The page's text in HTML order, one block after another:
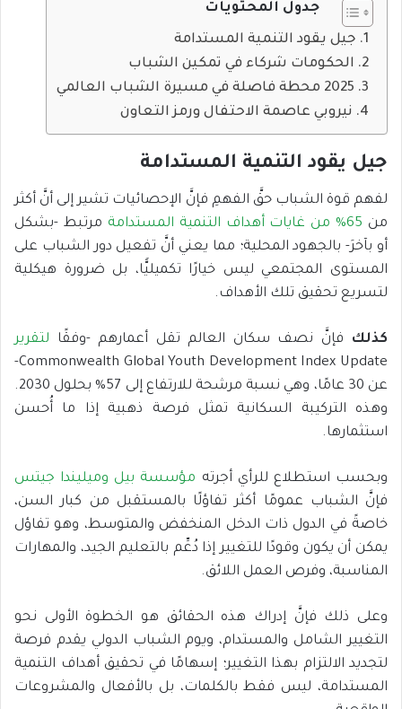
جدول المحتويات
جيل يقود التنمية المستدامة
الحكومات شركاء في تمكين الشباب
2025 محطة فاصلة في مسيرة الشباب العالمي
نيروبي عاصمة الاحتفال ورمز التعاون
جيل يقود التنمية المستدامة
لفهم قوة الشباب حقَّ الفهمِ فإنَّ الإحصائيات تشير إلى أنَّ أكثر
من 65% من غايات أهداف التنمية المستدامة
مرتبط -بشكل
أو بآخرَ- بالجهود المحلية؛ مما يعني أنَّ تفعيل دور الشباب على
المستوى المجتمعي ليس خيارًا تكميليًّا، بل ضرورة هيكلية
لتسريع تحقيق تلك الأهداف.
كذلك فإنَّ نصف سكان العالم تقل أعمارهم -وفقًا لتقرير
Commonwealth Global Youth Development Index Update-
عن 30 عامًا، وهي نسبة مرشحة للارتفاع إلى 57% بحلول 2030.
وهذه التركيبة السكانية تمثل فرصة ذهبية إذا ما أُحسن
استثمارها.
وبحسب استطلاع للرأي أجرته مؤسسة بيل وميليندا جيتس
فإنَّ الشباب عمومًا أكثر تفاؤلًا بالمستقبل من كبار السن،
خاصةً في الدول ذات الدخل المنخفض والمتوسط، وهو تفاؤل
يمكن أن يكون وقودًا للتغيير إذا دُعِّم بالتعليم الجيد، والمهارات
المناسبة، وفرص العمل اللائق.
وعلى ذلك فإنَّ إدراك هذه الحقائق هو الخطوة الأولى نحو
التغيير الشامل والمستدام، ويوم الشباب الدولي يقدم فرصة
لتجديد الالتزام بهذا التغيير؛ إسهامًا في تحقيق أهداف التنمية
المستدامة، ليس فقط بالكلمات، بل بالأفعال والمشروعات